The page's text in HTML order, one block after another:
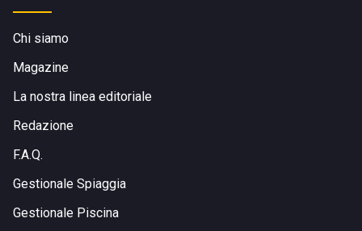
Chi siamo
Magazine
La nostra linea editoriale
Redazione
F.A.Q.
Gestionale Spiaggia
Gestionale Piscina